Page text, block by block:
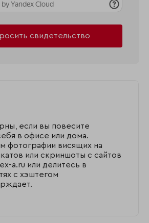
свидетельство
если вы повесите
в офисе или дома.
фотографии висящих на
или скриншоты с сайтов
a.ru или делитесь в
с хэштегом